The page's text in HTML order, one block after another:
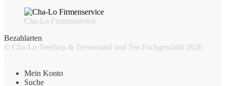
Cha-Lo Firmenservice
Bezahlarten
© Cha-Lo Teeshop & Teeversand und Tee-Fachgeschäft 2026
.
Mein Konto
Suche